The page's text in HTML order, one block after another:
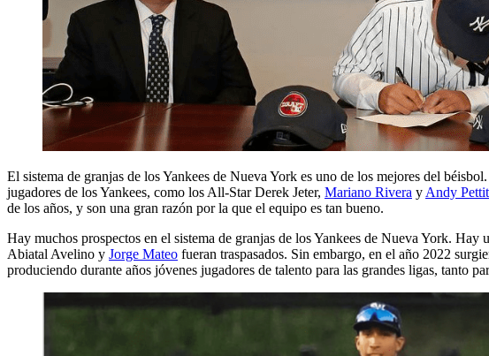
El sistema de granjas de los Yankees de Nueva York es uno de los mejores del
jugadores de los Yankees, como los All-Star Derek Jeter, Mariano Rivera y Andy
de los años, y son una gran razón por la que el equipo es tan bueno.
Hay muchos prospectos en el sistema de granjas de los Yankees de Nueva York.
Abiatal Avelino y Jorge Mateo fueran traspasados. Sin embargo, en el año 2022
produciendo durante años jóvenes jugadores de talento para las grandes ligas, tanto